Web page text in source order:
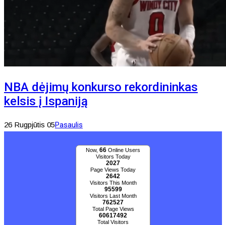
NBA dėjimų konkurso rekordininkas
kelsis į Ispaniją
26 Rugpjūtis 05Pasaulis
Now, 66 Online Users
Visitors Today
2027
Page Views Today
2642
Visitors This Month
95599
Visitors Last Month
762527
Total Page Views
60617492
Total Visitors